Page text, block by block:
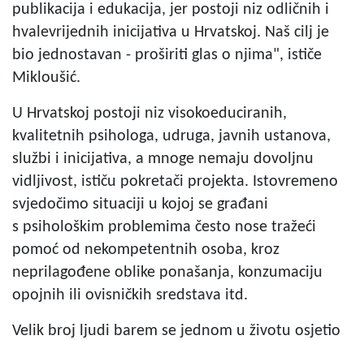
publikacija i edukacija, jer postoji niz odličnih i
hvalevrijednih inicijativa u Hrvatskoj. Naš cilj je
bio jednostavan - proširiti glas o njima", ističe
Mikloušić.
U Hrvatskoj postoji niz visokoeduciranih,
kvalitetnih psihologa, udruga, javnih ustanova,
službi i inicijativa, a mnoge nemaju dovoljnu
vidljivost, ističu pokretači projekta. Istovremeno
svjedočimo situaciji u kojoj se građani
s psihološkim problemima često nose tražeći
pomoć od nekompetentnih osoba, kroz
neprilagođene oblike ponašanja, konzumaciju
opojnih ili ovisničkih sredstava itd.
Velik broj ljudi barem se jednom u životu osjetio